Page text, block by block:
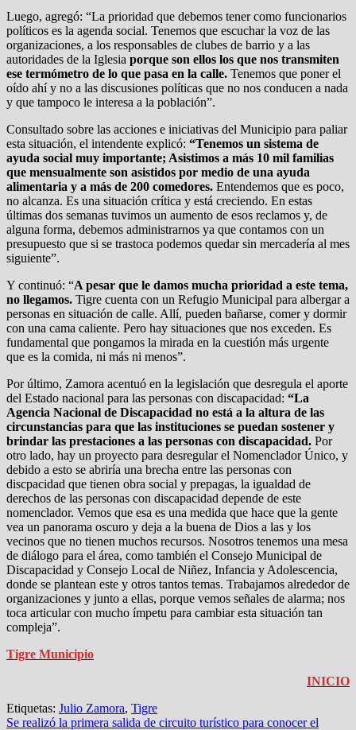
Luego, agregó: “La prioridad que debemos tener como funcionarios
políticos es la agenda social. Tenemos que escuchar la voz de las
organizaciones, a los responsables de clubes de barrio y a las
autoridades de la Iglesia porque son ellos los que nos transmiten
ese termómetro de lo que pasa en la calle. Tenemos que poner el
oído ahí y no a las discusiones políticas que no nos conducen a nada
y que tampoco le interesa a la población”.
Consultado sobre las acciones e iniciativas del Municipio para paliar
esta situación, el intendente explicó: “Tenemos un sistema de
ayuda social muy importante; Asistimos a más 10 mil familias
que mensualmente son asistidos por medio de una ayuda
alimentaria y a más de 200 comedores. Entendemos que es poco,
no alcanza. Es una situación crítica y está creciendo. En estas
últimas dos semanas tuvimos un aumento de esos reclamos y, de
alguna forma, debemos administrarnos ya que contamos con un
presupuesto que si se trastoca podemos quedar sin mercadería al mes
siguiente”.
Y continuó: “A pesar que le damos mucha prioridad a este tema,
no llegamos. Tigre cuenta con un Refugio Municipal para albergar a
personas en situación de calle. Allí, pueden bañarse, comer y dormir
con una cama caliente. Pero hay situaciones que nos exceden. Es
fundamental que pongamos la mirada en la cuestión más urgente
que es la comida, ni más ni menos”.
Por último, Zamora acentuó en la legislación que desregula el aporte
del Estado nacional para las personas con discapacidad: “La
Agencia Nacional de Discapacidad no está a la altura de las
circunstancias para que las instituciones se puedan sostener y
brindar las prestaciones a las personas con discapacidad. Por
otro lado, hay un proyecto para desregular el Nomenclador Único, y
debido a esto se abriría una brecha entre las personas con
discpacidad que tienen obra social y prepagas, la igualdad de
derechos de las personas con discapacidad depende de este
nomenclador. Vemos que esa es una medida que hace que la gente
vea un panorama oscuro y deja a la buena de Dios a las y los
vecinos que no tienen muchos recursos. Nosotros tenemos una mesa
de diálogo para el área, como también el Consejo Municipal de
Discapacidad y Consejo Local de Niñez, Infancia y Adolescencia,
donde se plantean este y otros tantos temas. Trabajamos alrededor de
organizaciones y junto a ellas, porque vemos señales de alarma; nos
toca articular con mucho ímpetu para cambiar esta situación tan
compleja”.
Tigre Municipio
INICIO
Etiquetas: Julio Zamora, Tigre
Navegación
Se realizó la primera salida de circuito turístico para conocer el